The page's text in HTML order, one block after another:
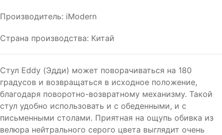
Производитель: iModern
Страна производства: Китай
Стул Eddy (Эдди) может поворачиваться на 180
градусов и возвращаться в исходное положение,
благодаря поворотно-возвратному механизму. Такой
стул удобно использовать и с обеденными, и с
письменными столами. Приятная на ощупь обивка из
велюра нейтрального серого цвета выглядит очень